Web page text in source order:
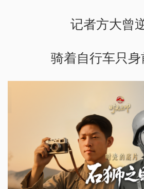
记者方大曾
骑着自行车只